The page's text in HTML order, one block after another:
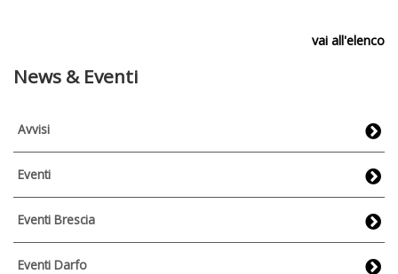
vai all'elenco
News & Eventi
Avvisi
Eventi
Eventi Brescia
Eventi Darfo